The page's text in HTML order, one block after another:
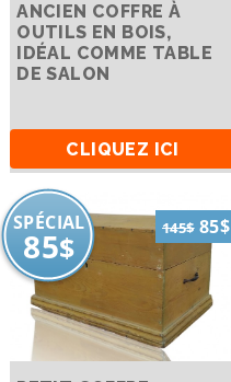
ANCIEN COFFRE À
OUTILS EN BOIS,
IDÉAL COMME TABLE
DE SALON
CLIQUEZ ICI
SPÉCIAL
85$
145$85$